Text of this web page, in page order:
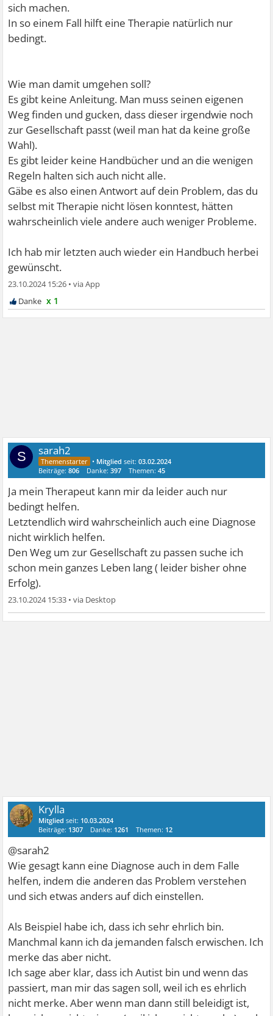
sich machen.
In so einem Fall hilft eine Therapie natürlich nur
bedingt.
Wie man damit umgehen soll?
Es gibt keine Anleitung. Man muss seinen eigenen
Weg finden und gucken, dass dieser irgendwie noch
zur Gesellschaft passt (weil man hat da keine große
Wahl).
Es gibt leider keine Handbücher und an die wenigen
Regeln halten sich auch nicht alle.
Gäbe es also einen Antwort auf dein Problem, das du
selbst mit Therapie nicht lösen konntest, hätten
wahrscheinlich viele andere auch weniger Probleme.
Ich hab mir letzten auch wieder ein Handbuch herbei
gewünscht.
23.10.2024 15:26 •
x 1
S sarah2
• Mitglied seit:03.02.2024
Beiträge:806 Danke:397 Themen:45
Ja mein Therapeut kann mir da leider auch nur
bedingt helfen.
Letztendlich wird wahrscheinlich auch eine Diagnose
nicht wirklich helfen.
Den Weg um zur Gesellschaft zu passen suche ich
schon mein ganzes Leben lang ( leider bisher ohne
Erfolg).
23.10.2024 15:33 •
Krylla
Mitglied seit: 10.03.2024
Beiträge: 1307 Danke: 1261 Themen: 12
@sarah2
Wie gesagt kann eine Diagnose auch in dem Falle
helfen, indem die anderen das Problem verstehen
und sich etwas anders auf dich einstellen.
Als Beispiel habe ich, dass ich sehr ehrlich bin.
Manchmal kann ich da jemanden falsch erwischen. Ich
merke das aber nicht.
Ich sage aber klar, dass ich Autist bin und wenn das
passiert, man mir das sagen soll, weil ich es ehrlich
nicht merke. Aber wenn man dann still beleidigt ist,